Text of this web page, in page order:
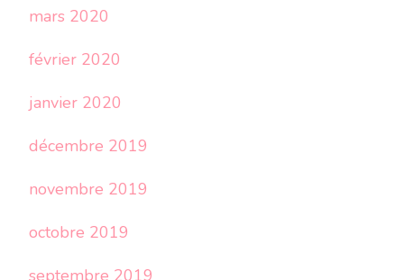
mars 2020
février 2020
janvier 2020
décembre 2019
novembre 2019
octobre 2019
septembre 2019